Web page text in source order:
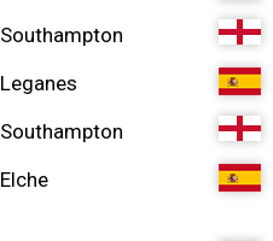
Southampton
Leganes
Southampton
Elche